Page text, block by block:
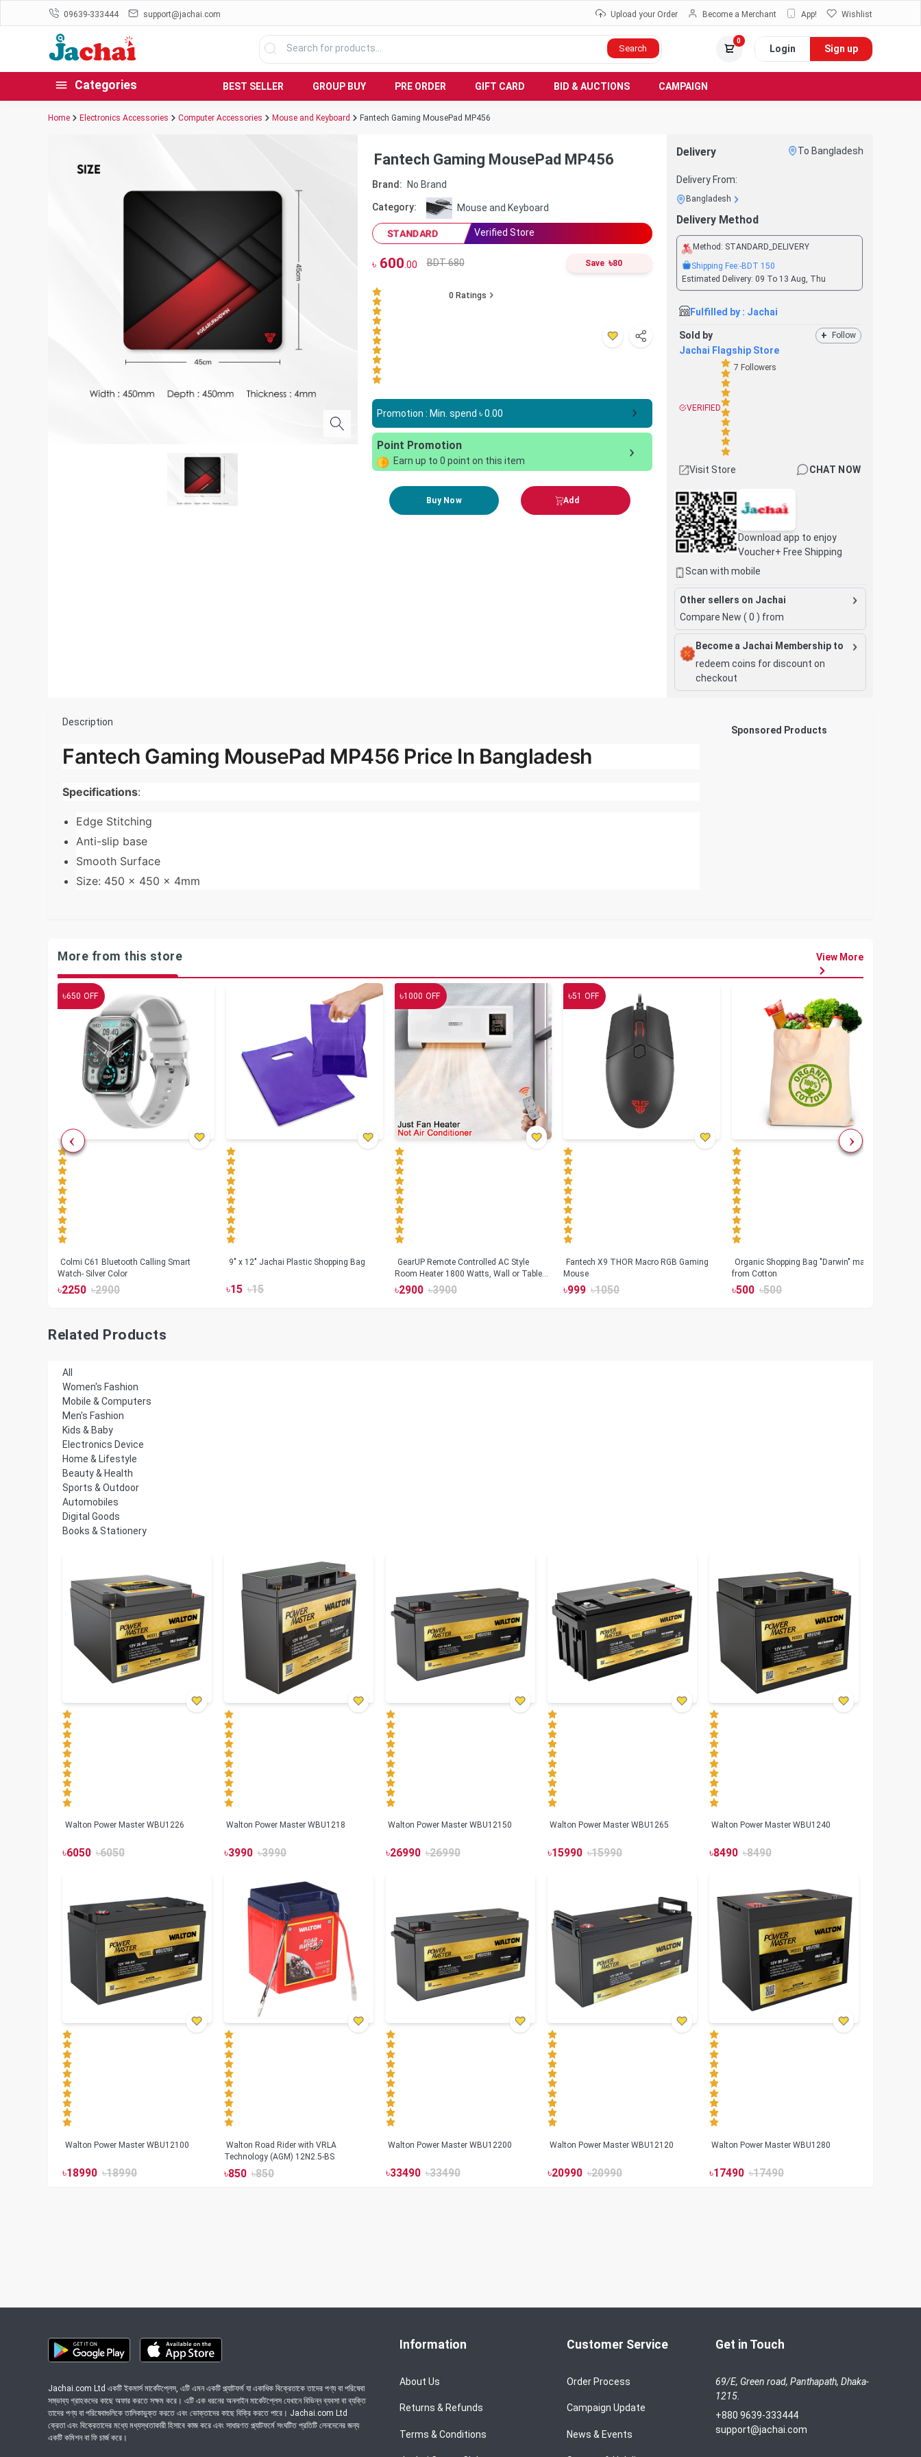
09639-333444 support@jachai.com Upload your Order Become a Merchant App! Wishlist
Search
0
Login Sign up
Categories BEST SELLER GROUP BUY PRE ORDER GIFT CARD BID & AUCTIONS CAMPAIGN
Home Electronics Accessories Computer Accessories Mouse and Keyboard Fantech Gaming MousePad MP456
Fantech Gaming MousePad MP456
Brand: No Brand
Category: Mouse and Keyboard
STANDARD Verified Store
৳600 .00 BDT 680 Save ৳80
0 Ratings
Promotion : Min. spend ৳0.00
Point Promotion
Earn up to 0 point on this item
Buy Now Add
Delivery To Bangladesh
Delivery From:
Bangladesh
Delivery Method
Method: STANDARD_DELIVERY
Shipping Fee:-BDT 150
Estimated Delivery: 09 To 13 Aug, Thu
Fulfilled by : Jachai
Sold by + Follow
Jachai Flagship Store
VERIFIED
7 Followers
Visit Store CHAT NOW
Download app to enjoy
Voucher+ Free Shipping
Scan with mobile
Other sellers on Jachai
Compare New ( 0 ) from
Become a Jachai Membership to
redeem coins for discount on
checkout
Description
Fantech Gaming MousePad MP456 Price In Bangladesh
Specifications:
Edge Stitching
Anti-slip base
Smooth Surface
Size: 450 x 450 x 4mm
Sponsored Products
More from this store View More
৳650 OFF
Colmi C61 Bluetooth Calling Smart
Watch- Silver Color
৳2250 ৳2900
9" x 12" Jachai Plastic Shopping Bag
৳15 ৳15
৳1000 OFF
GearUP Remote Controlled AC Style
Room Heater 1800 Watts, Wall or Table
Mount
৳2900 ৳3900
৳51 OFF
Fantech X9 THOR Macro RGB Gaming
Mouse
৳999 ৳1050
Organic Shopping Bag "Darwin" made
from Cotton
৳500 ৳500
Related Products
All
Women's Fashion
Mobile & Computers
Men's Fashion
Kids & Baby
Electronics Device
Home & Lifestyle
Beauty & Health
Sports & Outdoor
Automobiles
Digital Goods
Books & Stationery
Walton Power Master WBU1226
৳6050 ৳6050
Walton Power Master WBU1218
৳3990 ৳3990
Walton Power Master WBU12150
৳26990 ৳26990
Walton Power Master WBU1265
৳15990 ৳15990
Walton Power Master WBU1240
৳8490 ৳8490
Walton Power Master WBU12100
৳18990 ৳18990
Walton Road Rider with VRLA
Technology (AGM) 12N2.5-BS
৳850 ৳850
Walton Power Master WBU12200
৳33490 ৳33490
Walton Power Master WBU12120
৳20990 ৳20990
Walton Power Master WBU1280
৳17490 ৳17490
Jachai.com Ltd একটি ইকমার্স মার্কেটপ্লেস, এটি এমন একটি প্ল্যাটফর্ম যা একাধিক বিক্রেতাকে তাদের পণ্য বা পরিষেবা
সম্ভাব্য গ্রাহকদের কাছে অফার করতে সক্ষম করে। এটি এক ধরনের অনলাইন মার্কেটপ্লেস যেখানে বিভিন্ন ব্যবসা বা ব্যক্তি
তাদের পণ্য বা পরিষেবাগুলিকে তালিকাভুক্ত করতে এবং ভোক্তাদের কাছে বিক্রি করতে পারে। Jachai.com Ltd
ক্রেতা এবং বিক্রেতাদের মধ্যে মধ্যস্থতাকারী হিসাবে কাজ করে এবং সাধারণত প্ল্যাটফর্মে সংঘটিত প্রতিটি লেনদেনের জন্য
একটি কমিশন বা ফি চার্জ করে।
Information
About Us
Returns & Refunds
Terms & Conditions
Customer Service
Order Process
Campaign Update
News & Events
Get in Touch
69/E, Green road, Panthapath, Dhaka-
1215.
+880 9639-333444
support@jachai.com